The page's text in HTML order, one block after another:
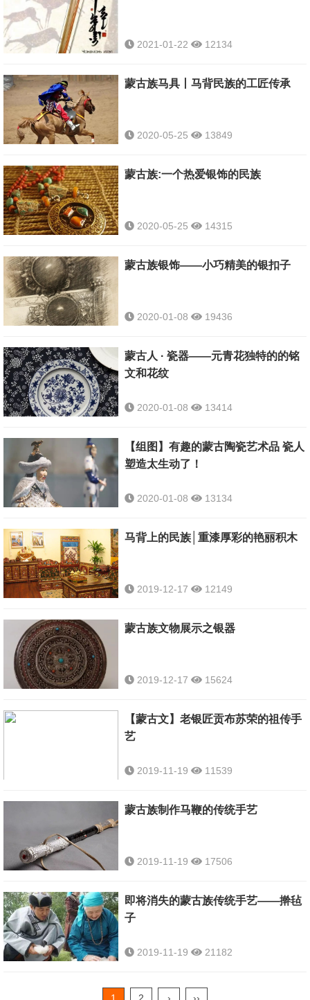
2021-01-22 12134
蒙古族马具丨马背民族的工匠传承
2020-05-25 13849
蒙古族:一个热爱银饰的民族
2020-05-25 14315
蒙古族银饰——小巧精美的银扣子
2020-01-08 19436
蒙古人 · 瓷器——元青花独特的的铭
文和花纹
2020-01-08 13414
【组图】有趣的蒙古陶瓷艺术品 瓷人
塑造太生动了！
2020-01-08 13134
马背上的民族│重漆厚彩的艳丽积木
2019-12-17 12149
蒙古族文物展示之银器
2019-12-17 15624
【蒙古文】老银匠贡布苏荣的祖传手
艺
2019-11-19 11539
蒙古族制作马鞭的传统手艺
2019-11-19 17506
即将消失的蒙古族传统手艺——擀毡
子
2019-11-19 21182